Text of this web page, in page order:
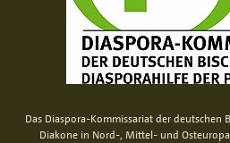
Das Diaspora-Kommissariat der deutschen
Diakone in Nord-, Mittel- und